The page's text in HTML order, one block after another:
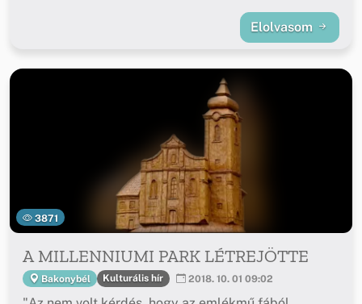
Elolvasom
3871
A MILLENNIUMI PARK LÉTREJÖTTE
Bakonybél Kulturális hír 2018. 10. 01 09:02